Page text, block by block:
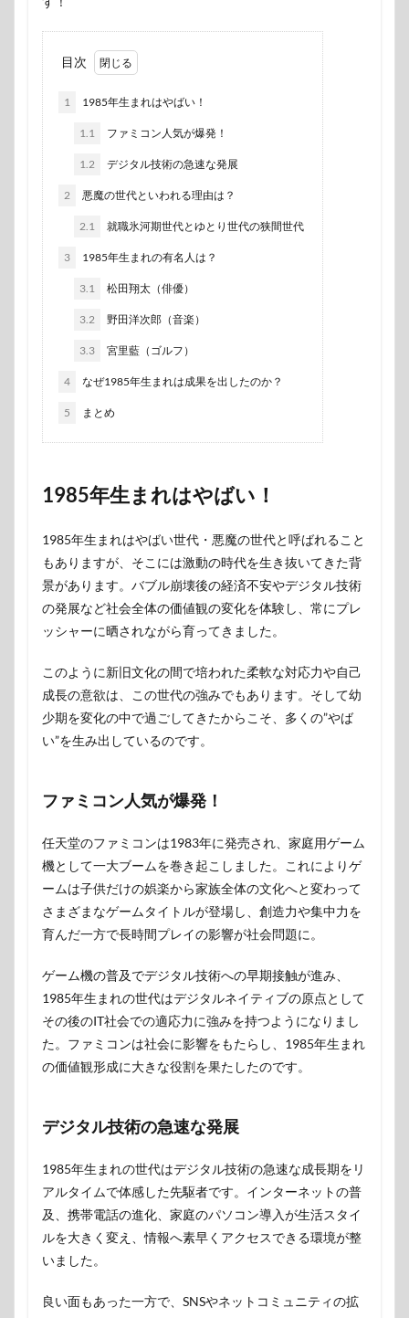
目次
1 1985年生まれはやばい！
1.1 ファミコン人気が爆発！
1.2 デジタル技術の急速な発展
2 悪魔の世代といわれる理由は？
2.1 就職氷河期世代とゆとり世代の狭間世代
3 1985年生まれの有名人は？
3.1 松田翔太（俳優）
3.2 野田洋次郎（音楽）
3.3 宮里藍（ゴルフ）
4 なぜ1985年生まれは成果を出したのか？
5 まとめ
1985年生まれはやばい！
1985年生まれはやばい世代・悪魔の世代と呼ばれること
もありますが、そこには激動の時代を生き抜いてきた背
景があります。バブル崩壊後の経済不安やデジタル技術
の発展など社会全体の価値観の変化を体験し、常にプレ
ッシャーに晒されながら育ってきました。
このように新旧文化の間で培われた柔軟な対応力や自己
成長の意欲は、この世代の強みでもあります。そして幼
少期を変化の中で過ごしてきたからこそ、多くの”やば
い”を生み出しているのです。
ファミコン人気が爆発！
任天堂のファミコンは1983年に発売され、家庭用ゲーム
機として一大ブームを巻き起こしました。これによりゲ
ームは子供だけの娯楽から家族全体の文化へと変わって
さまざまなゲームタイトルが登場し、創造力や集中力を
育んだ一方で長時間プレイの影響が社会問題に。
ゲーム機の普及でデジタル技術への早期接触が進み、
1985年生まれの世代はデジタルネイティブの原点として
その後のIT社会での適応力に強みを持つようになりまし
た。ファミコンは社会に影響をもたらし、1985年生まれ
の価値観形成に大きな役割を果たしたのです。
デジタル技術の急速な発展
1985年生まれの世代はデジタル技術の急速な成長期をリ
アルタイムで体感した先駆者です。インターネットの普
及、携帯電話の進化、家庭のパソコン導入が生活スタイ
ルを大きく変え、情報へ素早くアクセスできる環境が整
いました。
良い面もあった一方で、SNSやネットコミュニティの拡